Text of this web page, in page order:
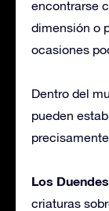
encontrarse
dimensión o
ocasiones
Dentro del
pueden
Los
criaturas